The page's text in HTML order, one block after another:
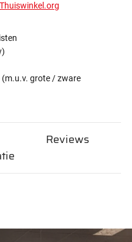
Thuiswinkel.org
grote / zware
Reviews